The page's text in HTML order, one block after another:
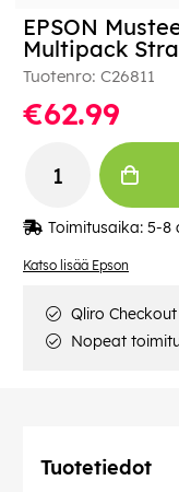
Katso lisää Epson
EPSON
Multipack
Tuotenro: C26811
€62.99
Toimitusaika: 5-8
Qliro Checkout
Nopeat
Tuotetiedot